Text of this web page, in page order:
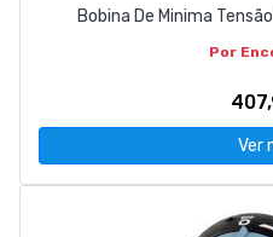
Bobina De Minima
Por
Ver